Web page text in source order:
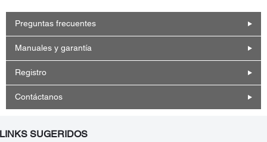
Preguntas frecuentes
Manuales y garantía
Registro
Contáctanos
LINKS SUGERIDOS